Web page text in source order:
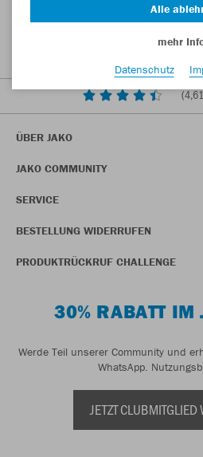
(4,61
ÜBER JAKO
JAKO COMMUNITY
SERVICE
BESTELLUNG WIDERRUFEN
PRODUKTRÜCKRUF CHALLENGE
30% RABATT IM
Werde Teil unserer Community und
WhatsApp.
JETZT CLUBMITGLIED
Alle
mehr
Datenschutz